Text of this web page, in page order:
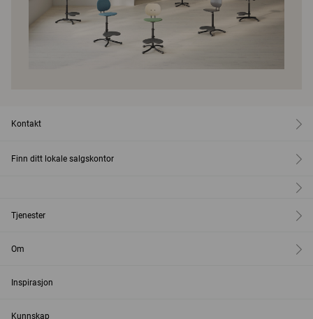
Kontakt
Finn ditt lokale salgskontor
Tjenester
Om
Inspirasjon
Kunnskap